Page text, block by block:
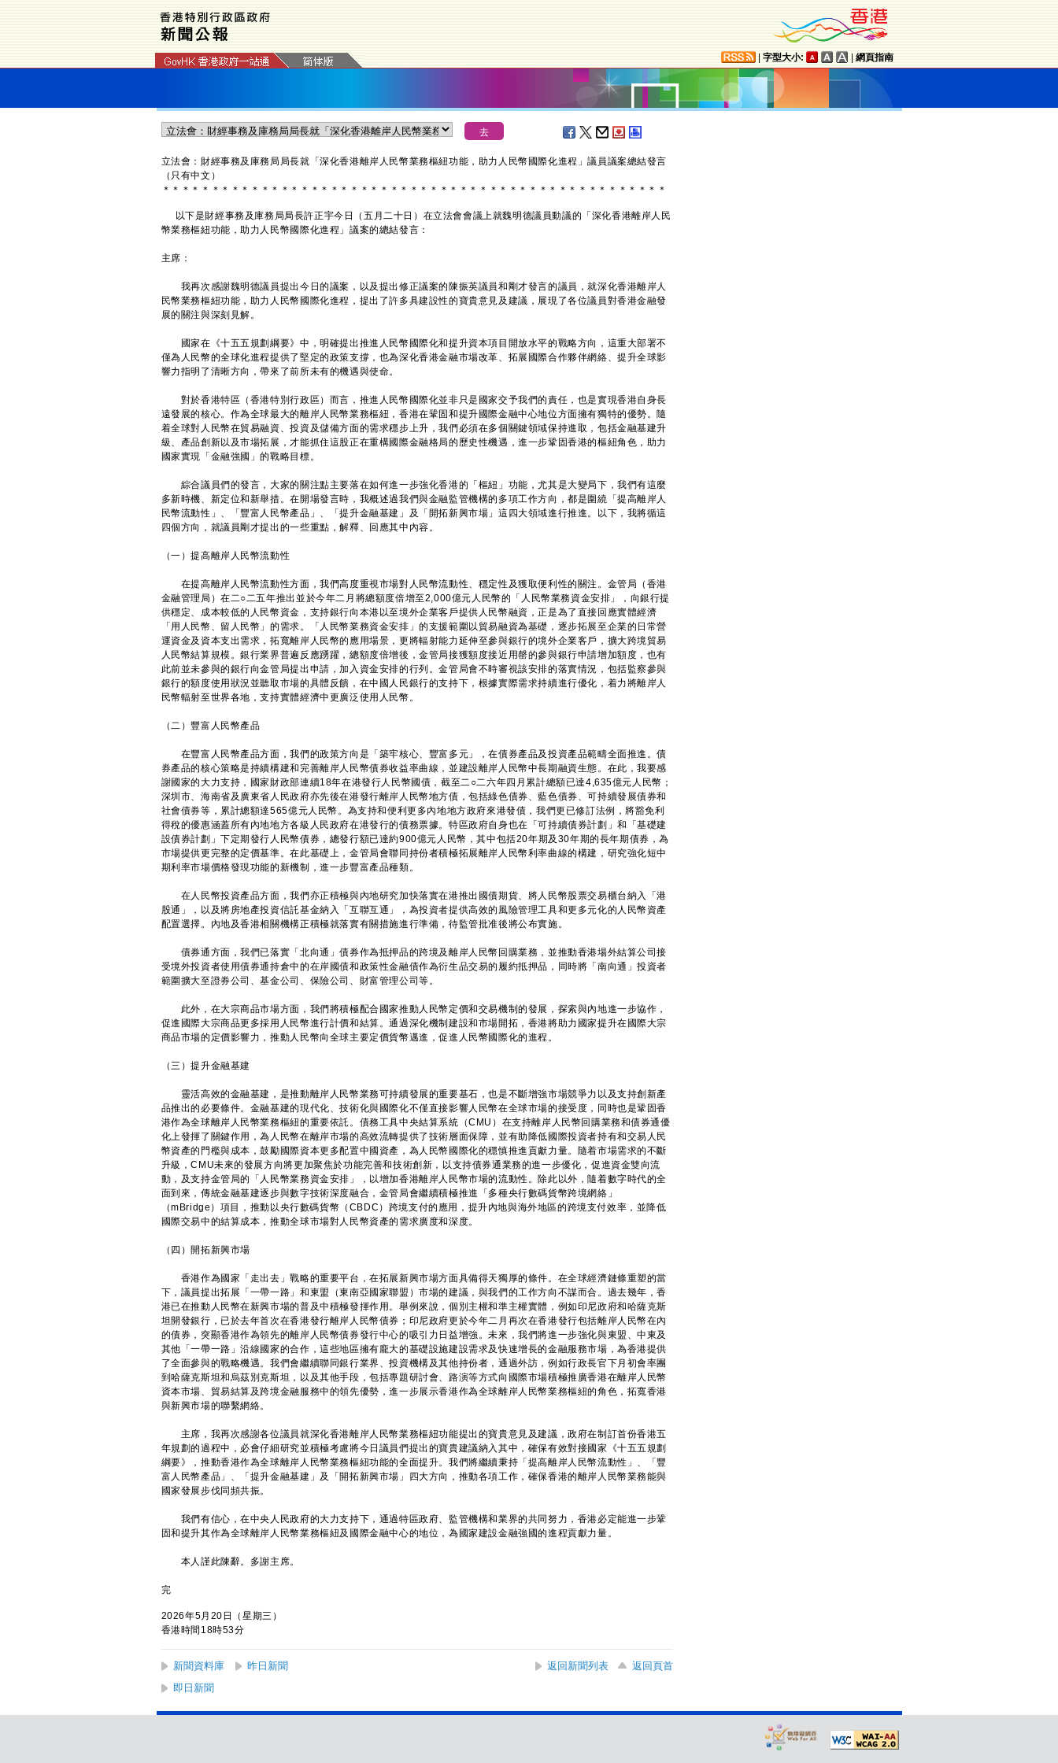
字型大小: 網頁指南
立法會：財經事務及庫務局局長就「深化香港離岸人民幣業務樞紐功能，助力人民幣國際化進程」議員議案總結發言
（只有中文）
＊ ＊ ＊ ＊ ＊ ＊ ＊ ＊ ＊ ＊ ＊ ＊ ＊ ＊ ＊ ＊ ＊ ＊ ＊ ＊ ＊ ＊ ＊ ＊ ＊ ＊ ＊ ＊ ＊ ＊ ＊ ＊ ＊ ＊ ＊ ＊ ＊ ＊ ＊ ＊ ＊ ＊ ＊ ＊ ＊ ＊ ＊ ＊ ＊ ＊ ＊
以下是財經事務及庫務局局長許正宇今日（五月二十日）在立法會會議上就魏明德議員動議的「深化香港離岸人民
幣業務樞紐功能，助力人民幣國際化進程」議案的總結發言：
主席：
我再次感謝魏明德議員提出今日的議案，以及提出修正議案的陳振英議員和剛才發言的議員，就深化香港離岸人
民幣業務樞紐功能，助力人民幣國際化進程，提出了許多具建設性的寶貴意見及建議，展現了各位議員對香港金融發
展的關注與深刻見解。
國家在《十五五規劃綱要》中，明確提出推進人民幣國際化和提升資本項目開放水平的戰略方向，這重大部署不
僅為人民幣的全球化進程提供了堅定的政策支撐，也為深化香港金融市場改革、拓展國際合作夥伴網絡、提升全球影
響力指明了清晰方向，帶來了前所未有的機遇與使命。
對於香港特區（香港特別行政區）而言，推進人民幣國際化並非只是國家交予我們的責任，也是實現香港自身長
遠發展的核心。作為全球最大的離岸人民幣業務樞紐，香港在鞏固和提升國際金融中心地位方面擁有獨特的優勢。隨
着全球對人民幣在貿易融資、投資及儲備方面的需求穩步上升，我們必須在多個關鍵領域保持進取，包括金融基建升
級、產品創新以及市場拓展，才能抓住這股正在重構國際金融格局的歷史性機遇，進一步鞏固香港的樞紐角色，助力
國家實現「金融強國」的戰略目標。
綜合議員們的發言，大家的關注點主要落在如何進一步強化香港的「樞紐」功能，尤其是大變局下，我們有這麼
多新時機、新定位和新舉措。在開場發言時，我概述過我們與金融監管機構的多項工作方向，都是圍繞「提高離岸人
民幣流動性」、「豐富人民幣產品」、「提升金融基建」及「開拓新興市場」這四大領域進行推進。以下，我將循這
四個方向，就議員剛才提出的一些重點，解釋、回應其中內容。
（一）提高離岸人民幣流動性
在提高離岸人民幣流動性方面，我們高度重視市場對人民幣流動性、穩定性及獲取便利性的關注。金管局（香港
金融管理局）在二○二五年推出並於今年二月將總額度倍增至2,000億元人民幣的「人民幣業務資金安排」，向銀行提
供穩定、成本較低的人民幣資金，支持銀行向本港以至境外企業客戶提供人民幣融資，正是為了直接回應實體經濟
「用人民幣、留人民幣」的需求。「人民幣業務資金安排」的支援範圍以貿易融資為基礎，逐步拓展至企業的日常營
運資金及資本支出需求，拓寬離岸人民幣的應用場景，更將輻射能力延伸至參與銀行的境外企業客戶，擴大跨境貿易
人民幣結算規模。銀行業界普遍反應踴躍，總額度倍增後，金管局接獲額度接近用罄的參與銀行申請增加額度，也有
此前並未參與的銀行向金管局提出申請，加入資金安排的行列。金管局會不時審視該安排的落實情況，包括監察參與
銀行的額度使用狀況並聽取市場的具體反饋，在中國人民銀行的支持下，根據實際需求持續進行優化，着力將離岸人
民幣輻射至世界各地，支持實體經濟中更廣泛使用人民幣。
（二）豐富人民幣產品
在豐富人民幣產品方面，我們的政策方向是「築牢核心、豐富多元」，在債券產品及投資產品範疇全面推進。債
券產品的核心策略是持續構建和完善離岸人民幣債券收益率曲線，並建設離岸人民幣中長期融資生態。在此，我要感
謝國家的大力支持，國家財政部連續18年在港發行人民幣國債，截至二○二六年四月累計總額已達4,635億元人民幣；
深圳市、海南省及廣東省人民政府亦先後在港發行離岸人民幣地方債，包括綠色債券、藍色債券、可持續發展債券和
社會債券等，累計總額達565億元人民幣。為支持和便利更多內地地方政府來港發債，我們更已修訂法例，將豁免利
得稅的優惠涵蓋所有內地地方各級人民政府在港發行的債務票據。特區政府自身也在「可持續債券計劃」和「基礎建
設債券計劃」下定期發行人民幣債券，總發行額已達約900億元人民幣，其中包括20年期及30年期的長年期債券，為
市場提供更完整的定價基準。在此基礎上，金管局會聯同持份者積極拓展離岸人民幣利率曲線的構建，研究強化短中
期利率市場價格發現功能的新機制，進一步豐富產品種類。
在人民幣投資產品方面，我們亦正積極與內地研究加快落實在港推出國債期貨、將人民幣股票交易櫃台納入「港
股通」，以及將房地產投資信託基金納入「互聯互通」，為投資者提供高效的風險管理工具和更多元化的人民幣資產
配置選擇。內地及香港相關機構正積極就落實有關措施進行準備，待監管批准後將公布實施。
債券通方面，我們已落實「北向通」債券作為抵押品的跨境及離岸人民幣回購業務，並推動香港場外結算公司接
受境外投資者使用債券通持倉中的在岸國債和政策性金融債作為衍生品交易的履約抵押品，同時將「南向通」投資者
範圍擴大至證券公司、基金公司、保險公司、財富管理公司等。
此外，在大宗商品市場方面，我們將積極配合國家推動人民幣定價和交易機制的發展，探索與內地進一步協作，
促進國際大宗商品更多採用人民幣進行計價和結算。通過深化機制建設和市場開拓，香港將助力國家提升在國際大宗
商品市場的定價影響力，推動人民幣向全球主要定價貨幣邁進，促進人民幣國際化的進程。
（三）提升金融基建
靈活高效的金融基建，是推動離岸人民幣業務可持續發展的重要基石，也是不斷增強市場競爭力以及支持創新產
品推出的必要條件。金融基建的現代化、技術化與國際化不僅直接影響人民幣在全球市場的接受度，同時也是鞏固香
港作為全球離岸人民幣業務樞紐的重要依託。債務工具中央結算系統（CMU）在支持離岸人民幣回購業務和債券通優
化上發揮了關鍵作用，為人民幣在離岸市場的高效流轉提供了技術層面保障，並有助降低國際投資者持有和交易人民
幣資產的門檻與成本，鼓勵國際資本更多配置中國資產，為人民幣國際化的穩慎推進貢獻力量。隨着市場需求的不斷
升級，CMU未來的發展方向將更加聚焦於功能完善和技術創新，以支持債券通業務的進一步優化，促進資金雙向流
動，及支持金管局的「人民幣業務資金安排」，以增加香港離岸人民幣市場的流動性。除此以外，隨着數字時代的全
面到來，傳統金融基建逐步與數字技術深度融合，金管局會繼續積極推進「多種央行數碼貨幣跨境網絡」
（mBridge）項目，推動以央行數碼貨幣（CBDC）跨境支付的應用，提升內地與海外地區的跨境支付效率，並降低
國際交易中的結算成本，推動全球市場對人民幣資產的需求廣度和深度。
（四）開拓新興市場
香港作為國家「走出去」戰略的重要平台，在拓展新興市場方面具備得天獨厚的條件。在全球經濟鏈條重塑的當
下，議員提出拓展「一帶一路」和東盟（東南亞國家聯盟）市場的建議，與我們的工作方向不謀而合。過去幾年，香
港已在推動人民幣在新興市場的普及中積極發揮作用。舉例來說，個別主權和準主權實體，例如印尼政府和哈薩克斯
坦開發銀行，已於去年首次在香港發行離岸人民幣債券；印尼政府更於今年二月再次在香港發行包括離岸人民幣在內
的債券，突顯香港作為領先的離岸人民幣債券發行中心的吸引力日益增強。未來，我們將進一步強化與東盟、中東及
其他「一帶一路」沿線國家的合作，這些地區擁有龐大的基礎設施建設需求及快速增長的金融服務市場，為香港提供
了全面參與的戰略機遇。我們會繼續聯同銀行業界、投資機構及其他持份者，通過外訪，例如行政長官下月初會率團
到哈薩克斯坦和烏茲別克斯坦，以及其他手段，包括專題研討會、路演等方式向國際市場積極推廣香港在離岸人民幣
資本市場、貿易結算及跨境金融服務中的領先優勢，進一步展示香港作為全球離岸人民幣業務樞紐的角色，拓寬香港
與新興市場的聯繫網絡。
主席，我再次感謝各位議員就深化香港離岸人民幣業務樞紐功能提出的寶貴意見及建議，政府在制訂首份香港五
年規劃的過程中，必會仔細研究並積極考慮將今日議員們提出的寶貴建議納入其中，確保有效對接國家《十五五規劃
綱要》，推動香港作為全球離岸人民幣業務樞紐功能的全面提升。我們將繼續秉持「提高離岸人民幣流動性」、「豐
富人民幣產品」、「提升金融基建」及「開拓新興市場」四大方向，推動各項工作，確保香港的離岸人民幣業務能與
國家發展步伐同頻共振。
我們有信心，在中央人民政府的大力支持下，通過特區政府、監管機構和業界的共同努力，香港必定能進一步鞏
固和提升其作為全球離岸人民幣業務樞紐及國際金融中心的地位，為國家建設金融強國的進程貢獻力量。
本人謹此陳辭。多謝主席。
完
2026年5月20日（星期三）
香港時間18時53分
新聞資料庫 昨日新聞 返回新聞列表
返回頁首
即日新聞